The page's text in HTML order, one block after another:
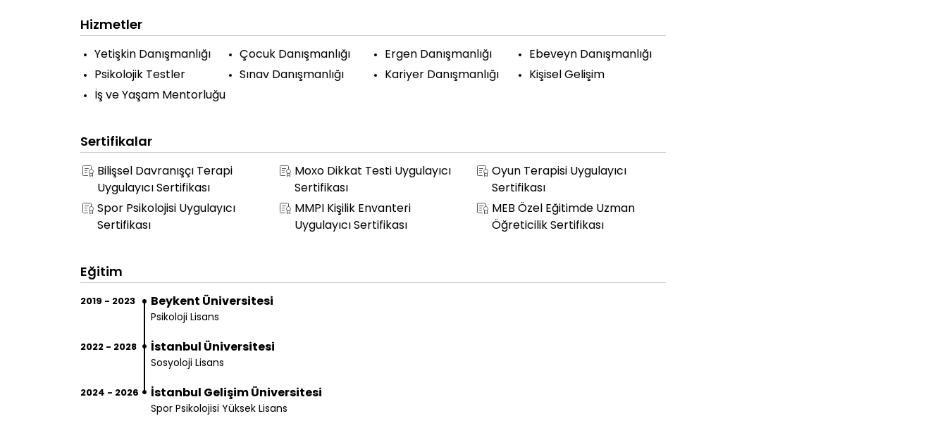
Hizmetler
Yetişkin Danışmanlığı Çocuk Danışmanlığı Ergen Danışmanlığı
Ebeveyn Danışmanlığı
Psikolojik Testler
Sınav Danışmanlığı Kariyer Danışmanlığı
Kişisel Gelişim
İş ve Yaşam Mentorluğu
Sertifikalar
Bilişsel Davranışçı Terapi
Uygulayıcı Sertifikası
Moxo Dikkat Testi Uygulayıcı
Sertifikası
Oyun Terapisi Uygulayıcı
Sertifikası
Spor Psikolojisi Uygulayıcı
Sertifikası
MMPI Kişilik Envanteri
Uygulayıcı Sertifikası
MEB Özel Eğitimde Uzman
Öğreticilik Sertifikası
Eğitim
2019 - 2023 Beykent Üniversitesi
Psikoloji Lisans
2022 - 2028 İstanbul Üniversitesi
Sosyoloji Lisans
2024 - 2026 İstanbul Gelişim Üniversitesi
Spor Psikolojisi Yüksek Lisans